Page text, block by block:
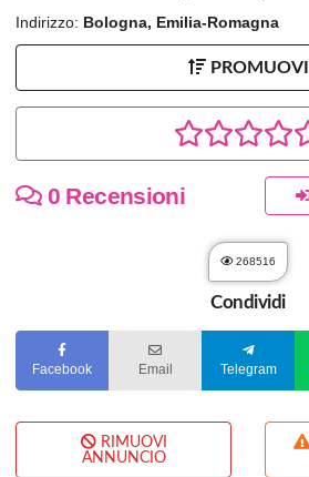
Indirizzo: Bologna, Emilia-Romagna
PROMUOVI
0 Recensioni
268516
Condividi
Facebook Email Telegram
RIMUOVI
ANNUNCIO